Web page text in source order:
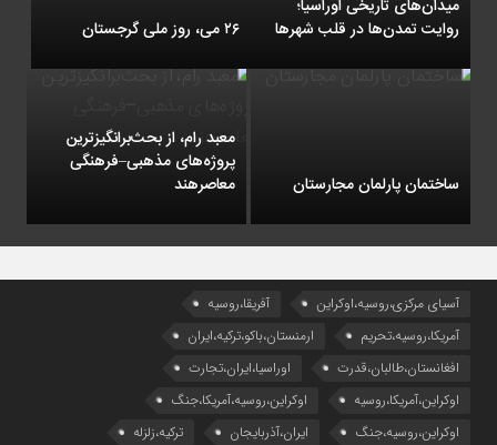
میدان‌های تاریخی اوراسیا؛
روایت تمدن‌ها در قلب شهرها
۲۶ می، روز ملی گرجستان
ساختمان پارلمان مجارستان
معبد رام، از بحث‌برانگیزترین
پروژه‌های مذهبی–فرهنگی
معاصرهند
آسیای مرکزی،روسیه،اوکراین
آفریقا،روسیه
آمریکا،روسیه،تحریم
ارمنستان،باکو،ترکیه،ایران
افغانستان،طالبان،قدرت
اوراسیا،ایران،تجارت
اوکراین،آمریکا،روسیه
اوکراین،روسیه،آمریکا،جنگ
اوکراین،روسیه،جنگ
ایران،آذربایجان
ترکیه،زلزله